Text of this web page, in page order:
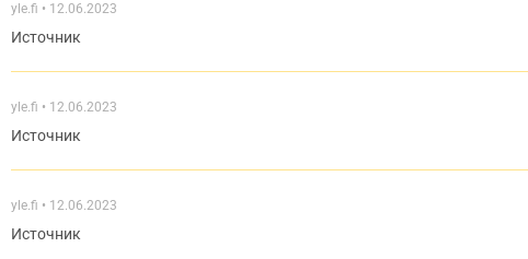
yle.fi 12.06.2023
Источник
yle.fi 12.06.2023
Источник
yle.fi 12.06.2023
Источник